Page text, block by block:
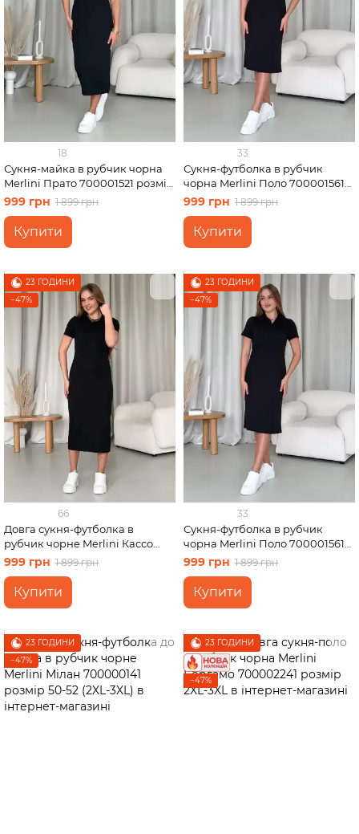
18
Сукня-майка в рубчик чорна
Merlini Прато 700001521 розмір
L-XL
999 грн 1 899 грн
Купити
33
Сукня-футболка в рубчик
чорна Merlini Поло 700001561
розмір L-XL
999 грн 1 899 грн
Купити
23 ГОДИНИ
−47%
66
Довга сукня-футболка в
рубчик чорне Merlini Кассо
700000121 розмір 42-44 (S-M)
999 грн 1 899 грн
Купити
23 ГОДИНИ
−47%
33
Сукня-футболка в рубчик
чорна Merlini Поло 700001561
розмір S-M
999 грн 1 899 грн
Купити
23 ГОДИНИ
−47%
23 ГОДИНИ
−47%